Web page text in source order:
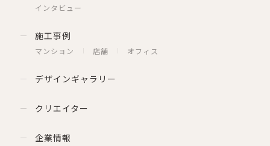
インタビュー
施工事例
マンション 店舗 オフィス
デザインギャラリー
クリエイター
企業情報